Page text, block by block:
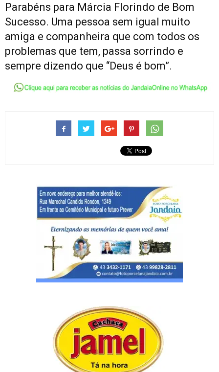
Parabéns para Márcia Florindo de Bom
Sucesso. Uma pessoa sem igual muito
amiga e companheira que com todos os
problemas que tem, passa sorrindo e
sempre dizendo que “Deus é bom”.